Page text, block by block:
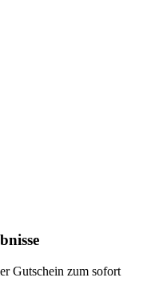
Gutschein zum sofort